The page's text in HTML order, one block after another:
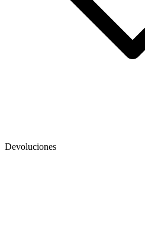
Devoluciones